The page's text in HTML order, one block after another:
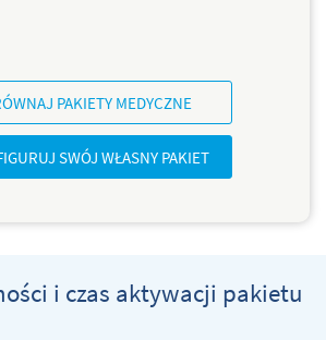
PAKIETY MEDYCZNE
SWÓJ WŁASNY PAKIET
i czas aktywacji pakietu